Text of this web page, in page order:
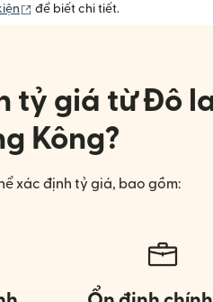
(mở trong cửa sổ mới)
để biết chi tiết.
tỷ giá từ Đô
Kông?
xác định tỷ giá, bao gồm: